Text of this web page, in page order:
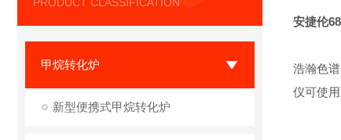
甲烷转化炉
新型便携式甲烷转化炉
安捷伦
浩瀚色
仪可使